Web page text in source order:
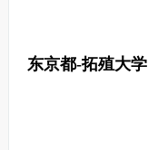
东京都-拓殖大学